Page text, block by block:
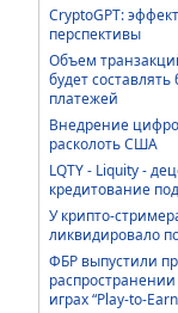
CryptoGPT:
перспективы
Объем
будет составлять
платежей
Внедрение
расколоть США
LQTY - Liquity -
кредитование
У крипто-
ликвидировало
ФБР выпустили
играх “Play-to-